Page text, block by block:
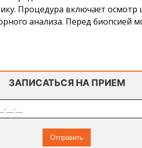
Процедура включает
анализа. Перед биопсией
ЗАПИСАТЬСЯ НА ПРИЕМ